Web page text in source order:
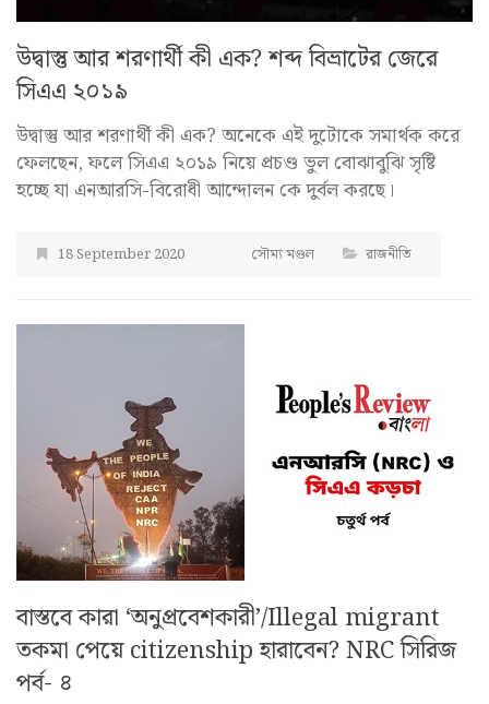
উদ্বাস্তু আর শরণার্থী কী এক? শব্দ বিভ্রাটের জেরে
সিএএ ২০১৯
উদ্বাস্তু আর শরণার্থী কী এক? অনেকে এই দুটোকে সমার্থক করে
ফেলছেন, ফলে সিএএ ২০১৯ নিয়ে প্রচণ্ড ভুল বোঝাবুঝি সৃষ্টি
হচ্ছে যা এনআরসি-বিরোধী আন্দোলন কে দুর্বল করছে।
18 September 2020 সৌম্য মণ্ডল রাজনীতি
বাস্তবে কারা ‘অনুপ্রবেশকারী’/Illegal migrant
তকমা পেয়ে citizenship হারাবেন? NRC সিরিজ
পর্ব- ৪